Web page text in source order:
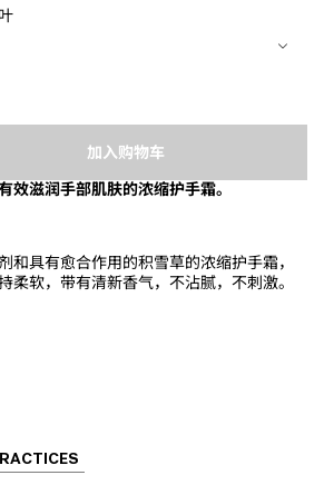
加入购物车
效滋润手部肌肤的浓缩护手霜。
和具有愈合作用的积雪草的浓缩护手霜，
柔软，带有清新香气，不沾腻，不刺激。